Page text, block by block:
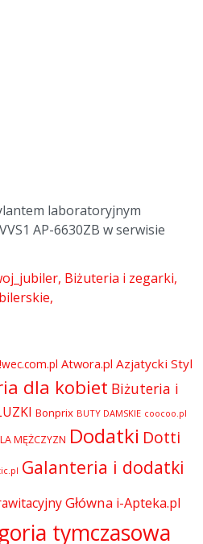
laboratoryjnym
AP-6630ZB w serwisie
Biżuteria i zegarki
!wec.com.pl Atwora.pl Azjatycki Styl
dla kobiet Biżuteria i
Bonprix BUTY DAMSKIE coocoo.pl
MĘŻCZYZN Dodatki Dotti
Galanteria i dodatki
Główna i-Apteka.pl
tymczasowa